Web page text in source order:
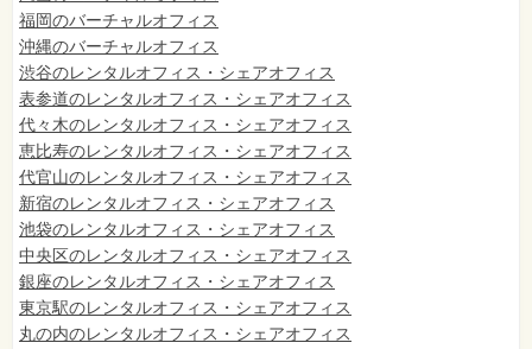
福岡のバーチャルオフィス
沖縄のバーチャルオフィス
渋谷のレンタルオフィス・シェアオフィス
表参道のレンタルオフィス・シェアオフィス
代々木のレンタルオフィス・シェアオフィス
恵比寿のレンタルオフィス・シェアオフィス
代官山のレンタルオフィス・シェアオフィス
新宿のレンタルオフィス・シェアオフィス
池袋のレンタルオフィス・シェアオフィス
中央区のレンタルオフィス・シェアオフィス
銀座のレンタルオフィス・シェアオフィス
東京駅のレンタルオフィス・シェアオフィス
丸の内のレンタルオフィス・シェアオフィス